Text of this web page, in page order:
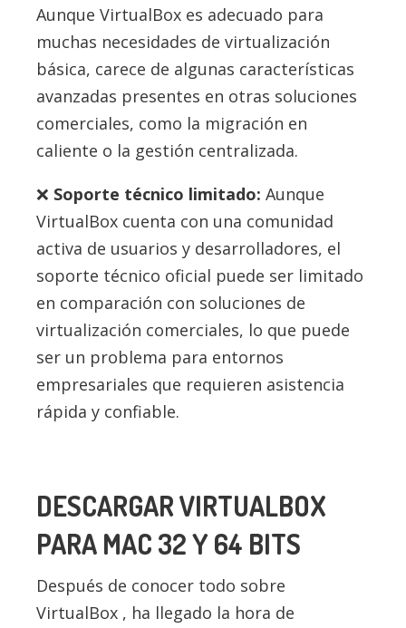
Aunque VirtualBox es adecuado para
muchas necesidades de virtualización
básica, carece de algunas características
avanzadas presentes en otras soluciones
comerciales, como la migración en
caliente o la gestión centralizada.
Soporte técnico limitado: Aunque
VirtualBox cuenta con una comunidad
activa de usuarios y desarrolladores, el
soporte técnico oficial puede ser limitado
en comparación con soluciones de
virtualización comerciales, lo que puede
ser un problema para entornos
empresariales que requieren asistencia
rápida y confiable.
DESCARGAR VIRTUALBOX
PARA MAC 32 Y 64 BITS
Después de conocer todo sobre
VirtualBox , ha llegado la hora de